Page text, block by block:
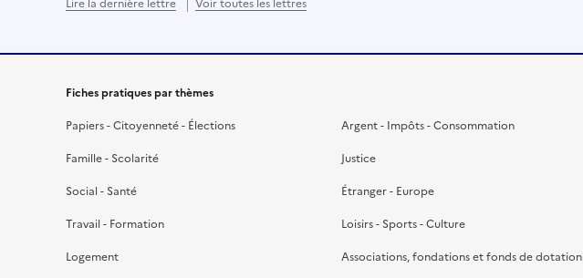
Lire la dernière lettre Voir toutes les lettres
Fiches pratiques par thèmes
Papiers - Citoyenneté - Élections
Famille - Scolarité
Social - Santé
Travail - Formation
Logement
Argent - Impôts - Consommation
Justice
Étranger - Europe
Loisirs - Sports - Culture
Associations, fondations et fonds de dotation